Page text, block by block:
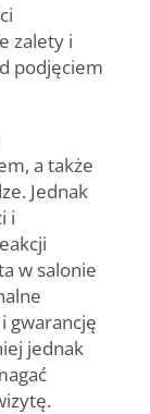
zalety i
podjęciem
a także
Jednak
i
w salonie
gwarancję
jednak